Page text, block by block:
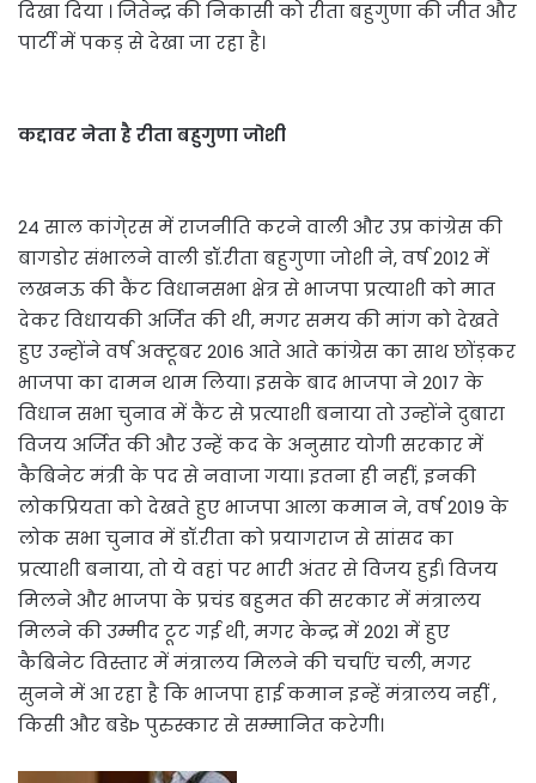
दिखा दिया । जितेन्द्र की निकासी को रीता बहुगुणा की जीत और
पार्टी में पकड़ से देखा जा रहा है।
कद्दावर नेता है रीता बहुगुणा जोशी
24 साल कांगे्रस में राजनीति करने वाली और उप्र कांग्रेस की
बागडोर संभालने वाली डॉ.रीता बहुगुणा जोशी ने, वर्ष 2012 में
लखनऊ की कैंट विधानसभा क्षेत्र से भाजपा प्रत्याशी को मात
देकर विधायकी अर्जित की थी, मगर समय की मांग को देखते
हुए उन्होंने वर्ष अक्टूबर 2016 आते आते कांग्रेस का साथ छोंड़कर
भाजपा का दामन थाम लिया। इसके बाद भाजपा ने 2017 के
विधान सभा चुनाव में कैंट से प्रत्याशी बनाया तो उन्होंने दुबारा
विजय अर्जित की और उन्हें कद के अनुसार योगी सरकार में
कैबिनेट मंत्री के पद से नवाजा गया। इतना ही नहीं, इनकी
लोकप्रियता को देखते हुए भाजपा आला कमान ने, वर्ष 2019 के
लोक सभा चुनाव में डॉ.रीता को प्रयागराज से सांसद का
प्रत्याशी बनाया, तो ये वहां पर भारी अंतर से विजय हुई। विजय
मिलने और भाजपा के प्रचंड बहुमत की सरकार में मंत्रालय
मिलने की उम्मीद टूट गई थी, मगर केन्द्र में 2021 में हुए
कैबिनेट विस्तार में मंत्रालय मिलने की चर्चाएं चली, मगर
सुनने में आ रहा है कि भाजपा हाई कमान इन्हें मंत्रालय नहीं ,
किसी और बडेÞ पुरुस्कार से सम्मानित करेगी।